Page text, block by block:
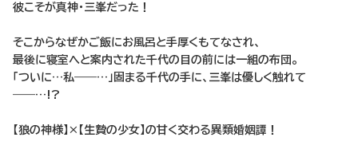
彼こそが真神・三峯だった！
そこからなぜかご飯にお風呂と手厚くもてなされ、
最後に寝室へと案内された千代の目の前には一組の布団。
「ついに…私――…」固まる千代の手に、三峯は優しく触れて
――…!?
【狼の神様】×【生贄の少女】の甘く交わる異類婚姻譚！